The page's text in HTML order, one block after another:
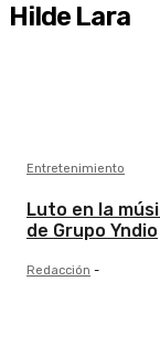
Hilde Lara
Entretenimiento
Luto en la
de Grupo Yndio
Redacción -